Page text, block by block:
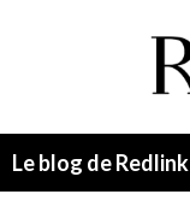
Le blog de Redlink